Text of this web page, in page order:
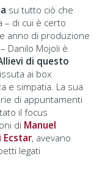
su tutto ciò che
– di cui è certo
anno di produzione
Danilo Mojoli è
di questo
ai box
e simpatia. La sua
di appuntamenti
il focus
di Manuel
Ecstar, avevano
legati